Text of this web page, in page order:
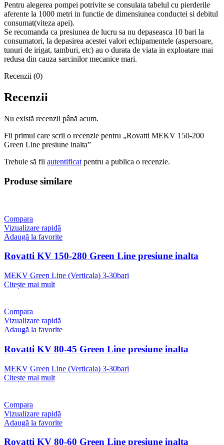
Pentru alegerea pompei potrivite se consulata tabelul cu pierderile
aferente la 1000 metri in functie de dimensiunea conductei si debitul
consumat(viteza apei).
Se recomanda ca presiunea de lucru sa nu depaseasca 10 bari la
consumatori, la depasirea acestei valori echipamentele (aspersoare,
tunuri de irigat, tamburi, etc) au o durata de viata in exploatare mai
redusa din cauza sarcinilor mecanice mari.
Recenzii (0)
Recenzii
Nu există recenzii până acum.
Fii primul care scrii o recenzie pentru „Rovatti MEKV 150-200
Green Line presiune inalta”
Trebuie să fii autentificat pentru a publica o recenzie.
Produse similare
Compara
Vizualizare rapidă
Adaugă la favorite
Rovatti KV 150-280 Green Line presiune inalta
MEKV Green Line (Verticala) 3-30bari
Citește mai mult
Compara
Vizualizare rapidă
Adaugă la favorite
Rovatti KV 80-45 Green Line presiune inalta
MEKV Green Line (Verticala) 3-30bari
Citește mai mult
Compara
Vizualizare rapidă
Adaugă la favorite
Rovatti KV 80-60 Green Line presiune inalta